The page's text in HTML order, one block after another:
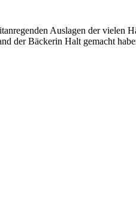
Auslagen der vielen
der Bäckerin Halt gemacht